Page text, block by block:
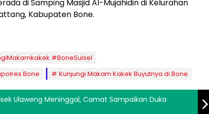
di Samping Masjid Al-Mujahidin di Kelurahan
Kabupaten Bone.
#BoneSulsel
Bone Kunjungi Makam Kakek Buyutnya di Bone
Ulaweng Meninggal, Camat Sampaikan Duka